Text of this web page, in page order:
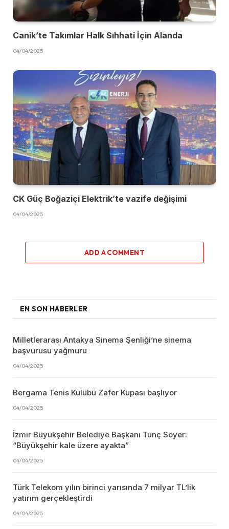
Canik’te Takımlar Halk Sıhhati İçin Alanda
04/04/2025
CK Güç Boğaziçi Elektrik’te vazife değişimi
04/04/2025
ADD A COMMENT
EN SON HABERLER
Milletlerarası Antakya Sinema Şenliği’ne sinema
başvurusu yağmuru
04/04/2025
Bergama Tenis Kulübü Zafer Kupası başlıyor
04/04/2025
İzmir Büyükşehir Belediye Başkanı Tunç Soyer:
“Büyükşehir kale üzere ayakta”
04/04/2025
Türk Telekom yılın birinci yarısında 7 milyar TL’lik
yatırım gerçekleştirdi
04/04/2025